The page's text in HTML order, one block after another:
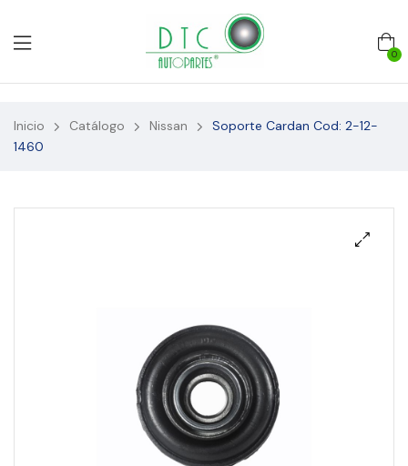
0
Inicio Catálogo Nissan
Soporte Cardan Cod: 2-12-
1460